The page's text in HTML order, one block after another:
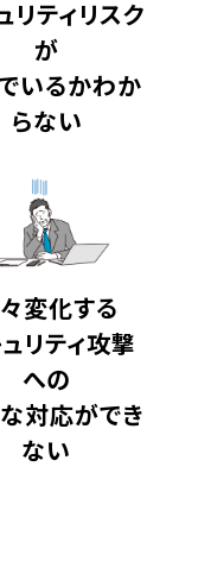
リティリスク
が
いるかわか
らない
変化する
リティ攻撃
への
対応ができ
ない